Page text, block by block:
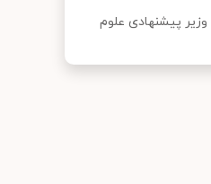
پیشنهادی علوم